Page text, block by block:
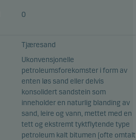
0
Tjæresand
Ukonvensjonelle
petroleumsforekomster i form av
enten løs sand eller delvis
konsolidert sandstein som
inneholder en naturlig blanding av
sand, leire og vann, mettet med en
tett og ekstremt tyktflytende type
petroleum kalt bitumen (ofte omtalt